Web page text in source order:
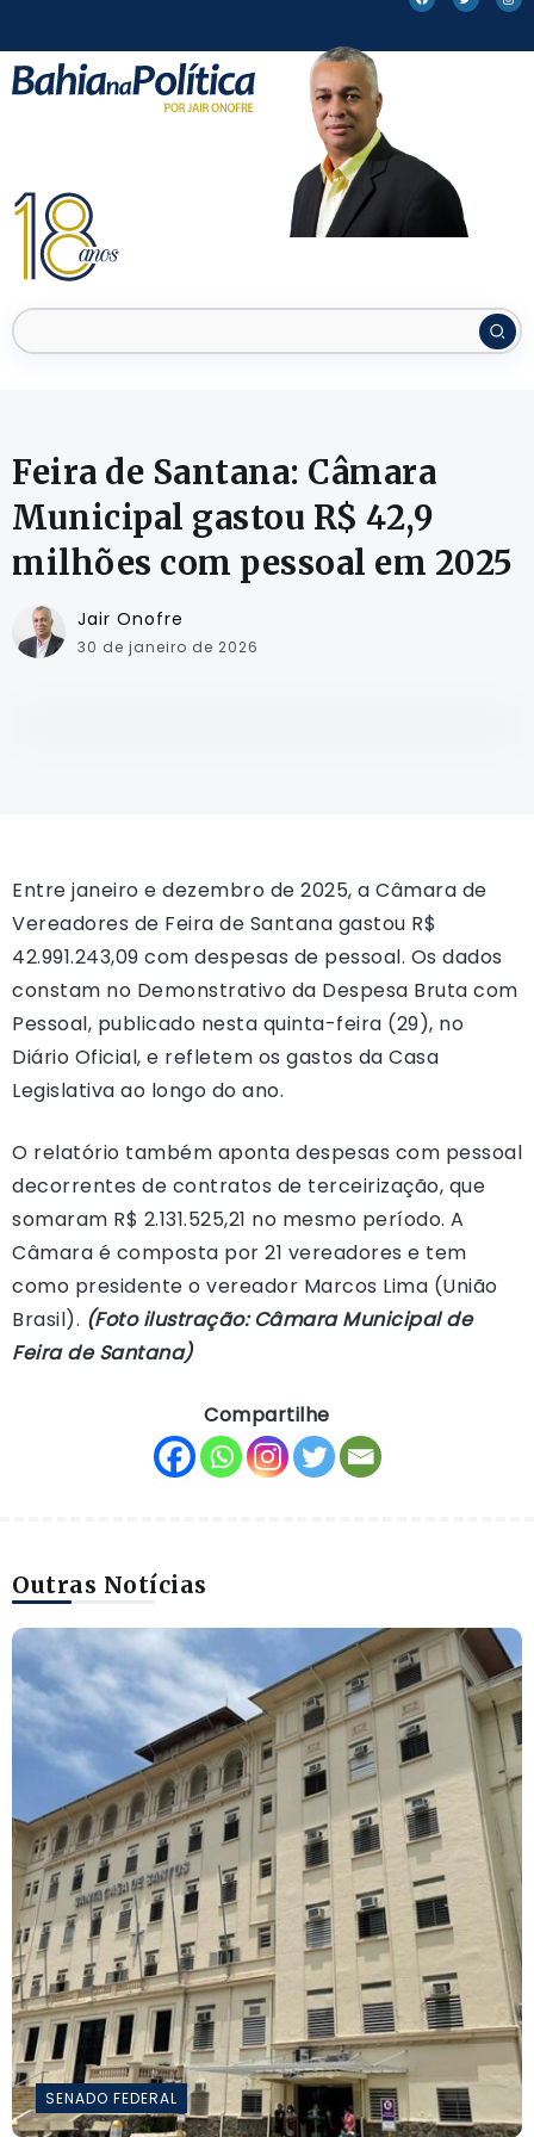
Feira de Santana: Câmara
Municipal gastou R$ 42,9
milhões com pessoal em 2025
Jair Onofre
30 de janeiro de 2026
Entre janeiro e dezembro de 2025, a Câmara de
Vereadores de Feira de Santana gastou R$
42.991.243,09 com despesas de pessoal. Os dados
constam no Demonstrativo da Despesa Bruta com
Pessoal, publicado nesta quinta-feira (29), no
Diário Oficial, e refletem os gastos da Casa
Legislativa ao longo do ano.
O relatório também aponta despesas com pessoal
decorrentes de contratos de terceirização, que
somaram R$ 2.131.525,21 no mesmo período. A
Câmara é composta por 21 vereadores e tem
como presidente o vereador Marcos Lima (União
Brasil). (Foto ilustração: Câmara Municipal de
Feira de Santana)
Compartilhe
Outras Notícias
SENADO FEDERAL